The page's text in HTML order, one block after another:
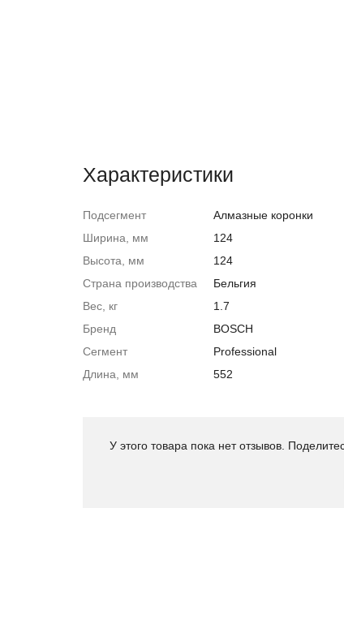
Характеристики
Подсегмент
Алмазные коронки
Ширина, мм
124
Высота, мм
124
Страна производства
Бельгия
Вес, кг
1.7
Бренд
BOSCH
Сегмент
Professional
Длина, мм
552
У этого товара пока нет отзывов.